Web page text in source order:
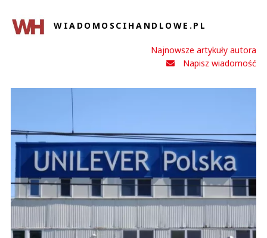
WIADOMOSCIHANDLOWE.PL
Najnowsze artykuły autora
Napisz wiadomość